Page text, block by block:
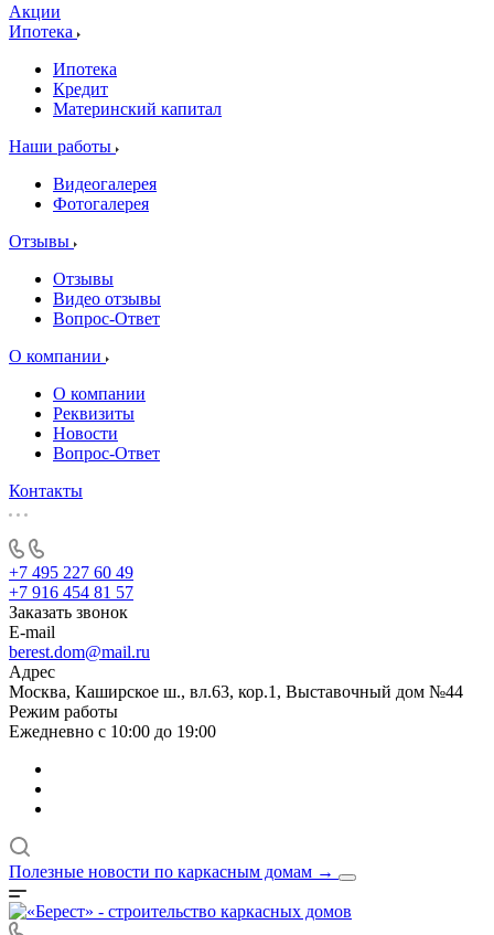
Акции
Ипотека
Ипотека
Кредит
Материнский капитал
Наши работы
Видеогалерея
Фотогалерея
Отзывы
Отзывы
Видео отзывы
Вопрос-Ответ
О компании
О компании
Реквизиты
Новости
Вопрос-Ответ
Контакты
+7 495 227 60 49
+7 916 454 81 57
Заказать звонок
E-mail
berest.dom@mail.ru
Адрес
Москва, Каширское ш., вл.63, кор.1, Выставочный дом №44
Режим работы
Ежедневно с 10:00 до 19:00
Полезные новости по каркасным домам →